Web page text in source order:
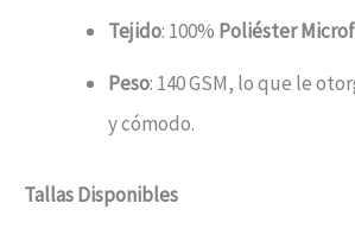
Tejido: 100% Poliéster
Peso: 140 GSM, lo que le
y cómodo.
Tallas Disponibles